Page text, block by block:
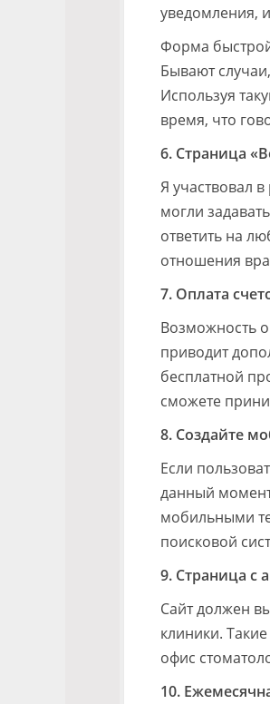
уведомления,
Форма
Бывают
Используя
время, что
6. Страница
Я участвовал
могли
ответить на
отношения
7. Оплата
Возможность
приводит
бесплатной
сможете
8. Создайте
Если
данный
мобильными
поисковой
9. Страница с
Сайт должен
клиники.
офис
10.